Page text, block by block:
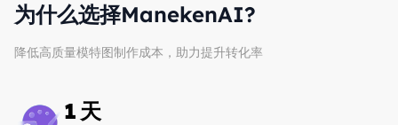
为什么选择ManekenAI?
降低高质量模特图制作成本，助力提升转化率
1 天